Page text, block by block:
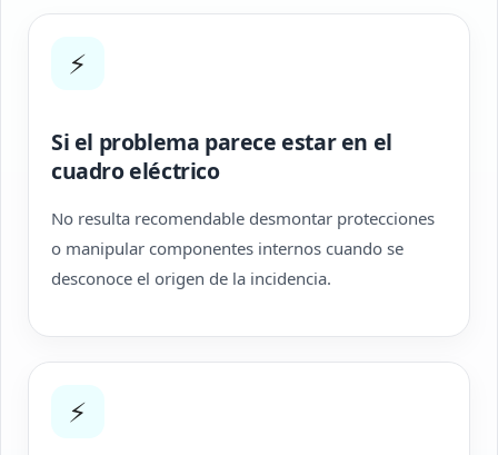
⚡
Si el problema parece estar en el
cuadro eléctrico
No resulta recomendable desmontar protecciones
o manipular componentes internos cuando se
desconoce el origen de la incidencia.
⚡